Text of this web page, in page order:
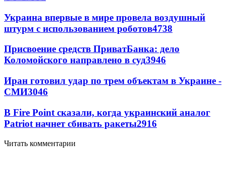
Украина впервые в мире провела воздушный
штурм с использованием роботов4738
Присвоение средств ПриватБанка: дело
Коломойского направлено в суд3946
Иран готовил удар по трем объектам в Украине -
СМИ3046
В Fire Point сказали, когда украинский аналог
Patriot начнет сбивать ракеты2916
Читать комментарии